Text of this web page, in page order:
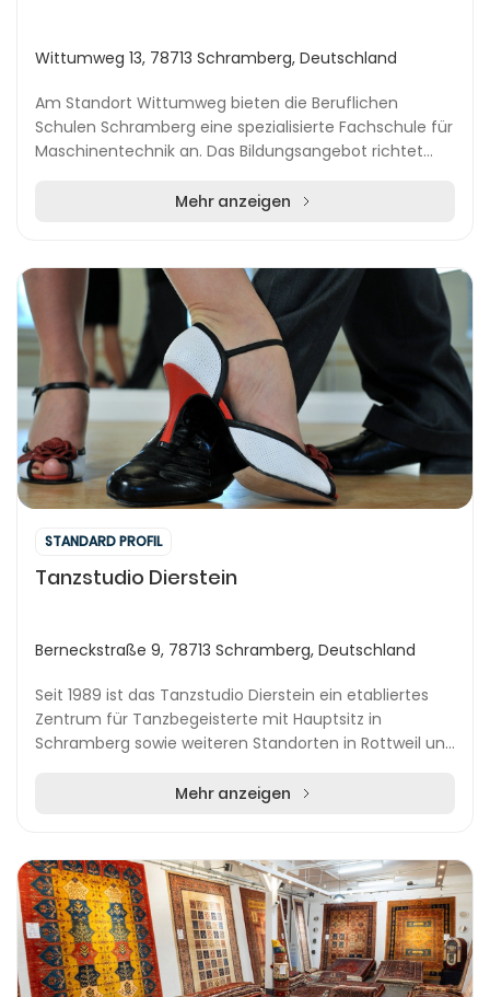
Wittumweg 13, 78713 Schramberg, Deutschland
Am Standort Wittumweg bieten die Beruflichen
Schulen Schramberg eine spezialisierte Fachschule für
Maschinentechnik an. Das Bildungsangebot richtet
Mehr anzeigen
STANDARD PROFIL
Tanzstudio Dierstein
Berneckstraße 9, 78713 Schramberg, Deutschland
Seit 1989 ist das Tanzstudio Dierstein ein etabliertes
Zentrum für Tanzbegeisterte mit Hauptsitz in
Schramberg sowie weiteren Standorten in Rottweil und
Mehr anzeigen